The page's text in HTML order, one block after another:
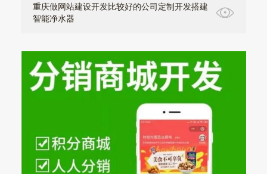
重庆做网站建设开发比较好的公司定制开发搭建
智能净水器